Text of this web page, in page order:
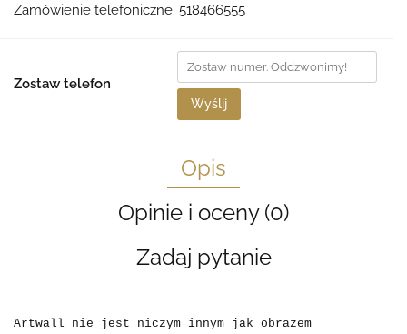
Zamówienie telefoniczne: 518466555
Zostaw telefon
Wyślij
Opis
Opinie i oceny (0)
Zadaj pytanie
Artwall nie jest niczym innym jak obrazem